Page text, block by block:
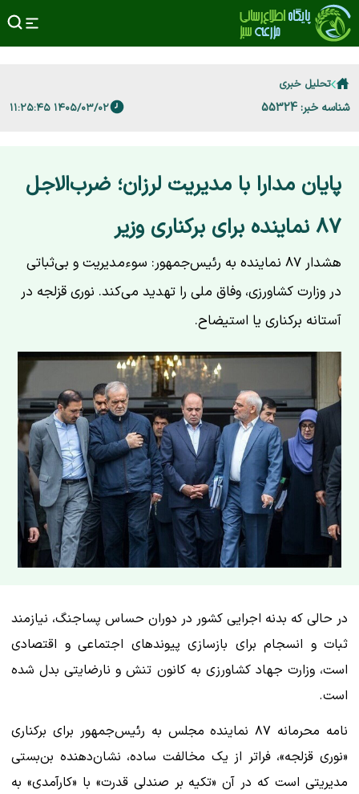
تحلیل خبری
شناسه خبر: 55324 ۱۴۰۵/۰۳/۰۲ ۱۱:۲۵:۴۵
پایان مدارا با مدیریت لرزان؛ ضرب‌الاجل
۸۷ نماینده برای برکناری وزیر
هشدار ۸۷ نماینده به رئیس‌جمهور: سوءمدیریت و بی‌ثباتی
در وزارت کشاورزی، وفاق ملی را تهدید می‌کند. نوری قزلجه در
آستانه برکناری یا استیضاح.
در حالی که بدنه اجرایی کشور در دوران حساس پساجنگ، نیازمند
ثبات و انسجام برای بازسازی پیوندهای اجتماعی و اقتصادی
است، وزارت جهاد کشاورزی به کانون تنش و نارضایتی بدل شده
است.
نامه محرمانه ۸۷ نماینده مجلس به رئیس‌جمهور برای برکناری
«نوری قزلجه»، فراتر از یک مخالفت ساده، نشان‌دهنده بن‌بستی
مدیریتی است که در آن «تکیه بر صندلی قدرت» با «کارآمدی» به